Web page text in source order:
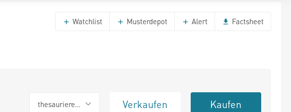
Watchlist Musterdepot Alert Factsheet
thesaurierend Verkaufen Kaufen